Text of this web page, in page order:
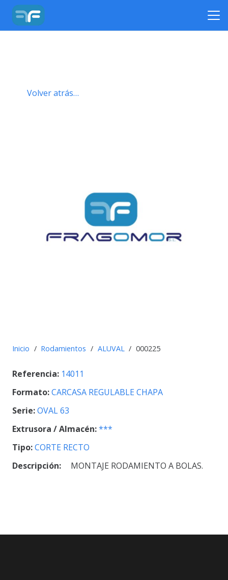
Volver atrás…
Inicio / Rodamientos / ALUVAL / 000225
Referencia: 14011
Formato:CARCASA REGULABLE CHAPA
Serie:OVAL 63
Extrusora / Almacén:***
Tipo:CORTE RECTO
Descripción:
MONTAJE RODAMIENTO A BOLAS.